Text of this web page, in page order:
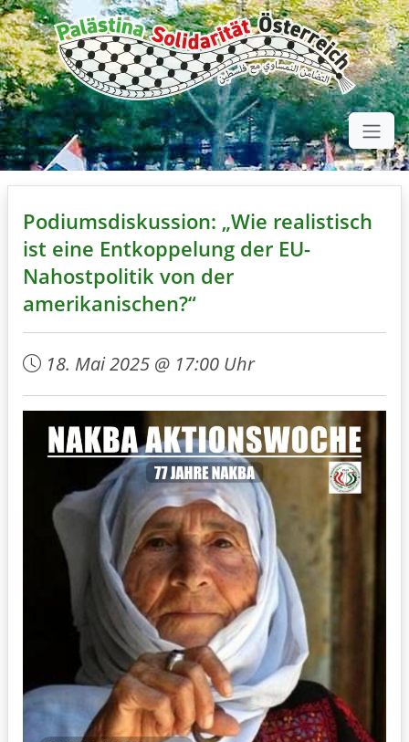
Podiumsdiskussion: „Wie realistisch
ist eine Entkoppelung der EU-
Nahostpolitik von der
amerikanischen?“
18. Mai 2025 @ 17:00 Uhr